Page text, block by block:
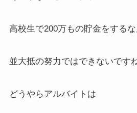
高校生で200万もの貯金をする
並大抵の努力ではできないです
どうやらアルバイトは